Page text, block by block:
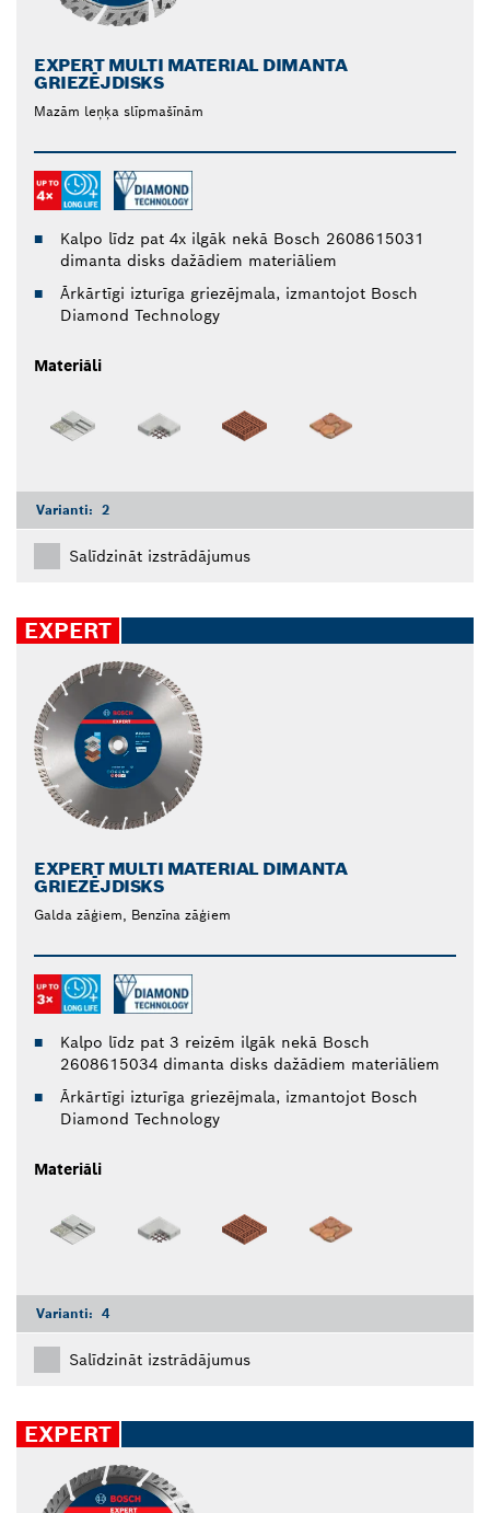
EXPERT MULTI MATERIAL DIMANTA
GRIEZĒJDISKS
Mazām leņķa slīpmašīnām
Kalpo līdz pat 4x ilgāk nekā Bosch 2608615031
dimanta disks dažādiem materiāliem
Ārkārtīgi izturīga griezējmala, izmantojot Bosch
Diamond Technology
Materiāli
Varianti: 2
Salīdzināt izstrādājumus
EXPERT
EXPERT MULTI MATERIAL DIMANTA
GRIEZĒJDISKS
Galda zāģiem, Benzīna zāģiem
Kalpo līdz pat 3 reizēm ilgāk nekā Bosch
2608615034 dimanta disks dažādiem materiāliem
Ārkārtīgi izturīga griezējmala, izmantojot Bosch
Diamond Technology
Materiāli
Varianti: 4
Salīdzināt izstrādājumus
EXPERT